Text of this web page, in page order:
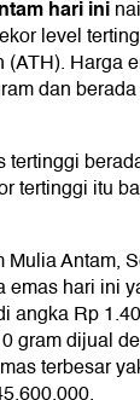
hari ini
level
Harga
dan
tertinggi
tertinggi itu
Mulia Antam,
emas hari ini
angka Rp
gram dijual
terbesar